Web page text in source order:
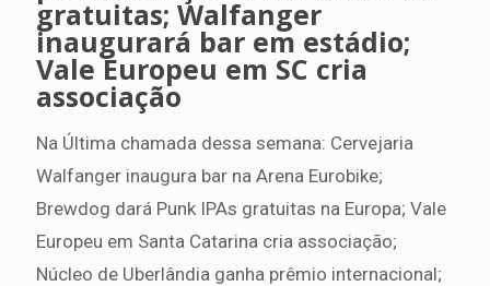
gratuitas; Walfanger
inaugurará bar em estádio;
Vale Europeu em SC cria
associação
Na Última chamada dessa semana: Cervejaria
Walfanger inaugura bar na Arena Eurobike;
Brewdog dará Punk IPAs gratuitas na Europa; Vale
Europeu em Santa Catarina cria associação;
Núcleo de Uberlândia ganha prêmio internacional;